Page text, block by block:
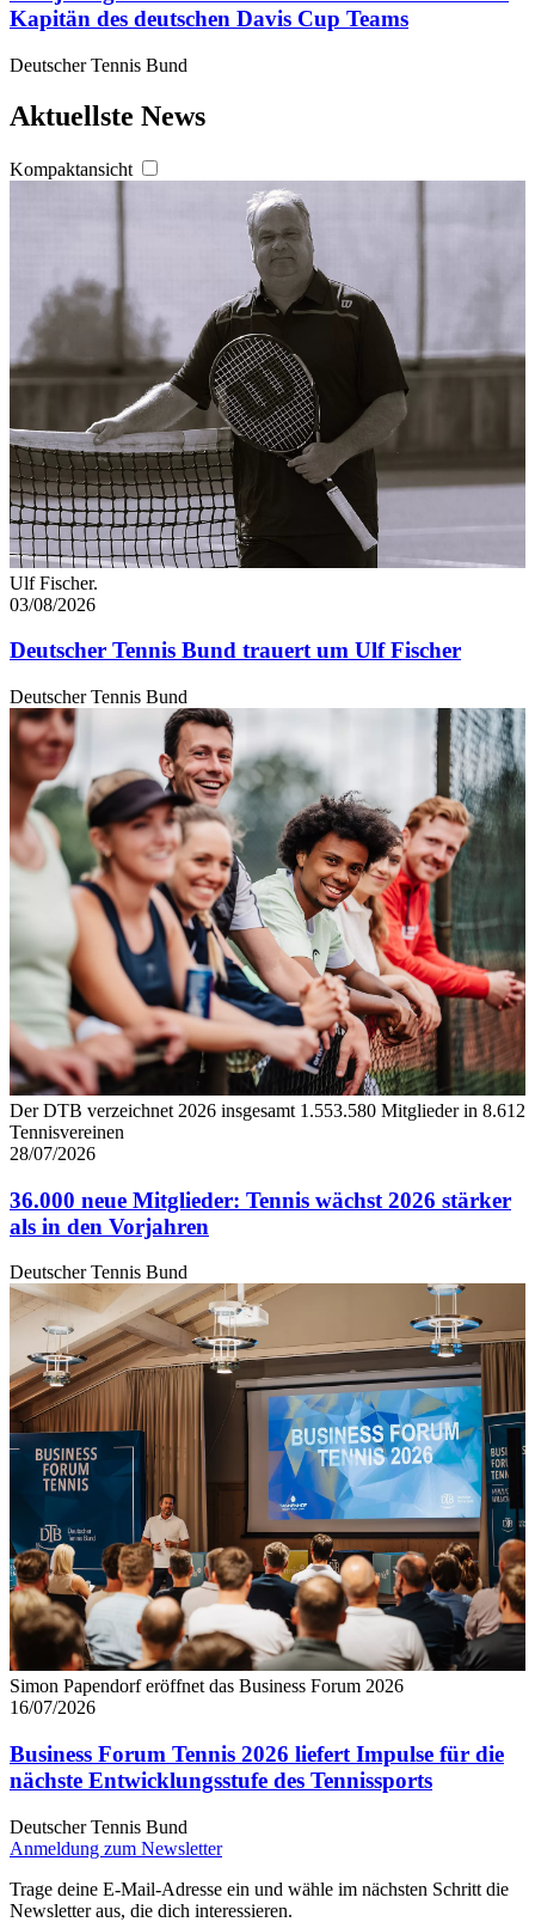
Kapitän des deutschen Davis Cup Teams
Deutscher Tennis Bund
Aktuellste News
Kompaktansicht
Ulf Fischer.
03/08/2026
Deutscher Tennis Bund trauert um Ulf Fischer
Deutscher Tennis Bund
Der DTB verzeichnet 2026 insgesamt 1.553.580 Mitglieder in 8.612
Tennisvereinen
28/07/2026
36.000 neue Mitglieder: Tennis wächst 2026 stärker
als in den Vorjahren
Deutscher Tennis Bund
Simon Papendorf eröffnet das Business Forum 2026
16/07/2026
Business Forum Tennis 2026 liefert Impulse für die
nächste Entwicklungsstufe des Tennissports
Deutscher Tennis Bund
Anmeldung zum Newsletter
Trage deine E-Mail-Adresse ein und wähle im nächsten Schritt die
Newsletter aus, die dich interessieren.